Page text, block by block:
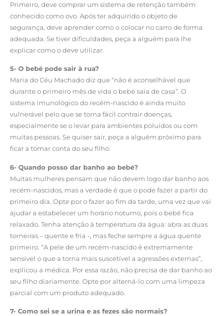
Primeiro, deve comprar um sistema de retenção também
conhecido como ovo. Após ter adquirido o objeto de
segurança, deve aprender como o colocar no carro de forma
adequada. Se tiver dificuldades, peça a alguém para lhe
explicar como o deve utilizar.
5- O bebé pode sair à rua?
Maria do Céu Machado diz que “não é aconselhável que
durante o primeiro mês de vida o bebé saia de casa”. O
sistema imunológico do recém-nascido é ainda muito
vulnerável pelo que se torna fácil contrair doenças,
especialmente se o levar para ambientes poluídos ou com
muitas pessoas. Se quiser sair, peça a alguém próximo para
ficar a tomar conta do seu filho.
6- Quando posso dar banho ao bebé?
Muitas mulheres pensam que não devem logo dar banho aos
recém-nascidos, mas a verdade é que o pode fazer a partir do
primeiro dia. Opte por o fazer ao fim da tarde, uma vez que vai
ajudar a estabelecer um horário noturno, pois o bebé fica
relaxado. Tenha atenção à temperatura da água: abra as duas
torneiras – quente e fria -, mas feche sempre a água quente
primeiro. “A pele de um recém-nascido é extremamente
sensível o que a torna mais suscetível a agressões externas”,
explicou a médica. Por essa razão, não precisa de dar banho ao
seu filho diariamente. Opte por alterná-lo com uma limpeza
parcial com um produto adequado.
7- Como sei se a urina e as fezes são normais?